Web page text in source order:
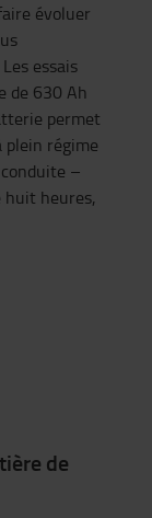
évoluer
essais
de 630 Ah
permet
régime
–
huit heures,
de